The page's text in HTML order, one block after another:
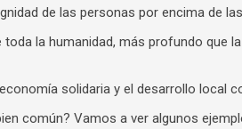
de las personas por encima de
la humanidad, más profundo que
solidaria y el desarrollo local
común? Vamos a ver algunos